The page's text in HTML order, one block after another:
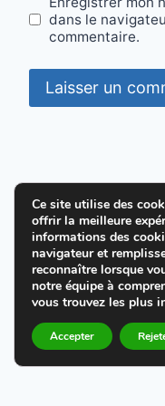
perfectionnisme.
exigeant, perte de
travail bien fait, on
capacités pour
nous avions trouvé
à tous deux : je lui
j’en profitais pour
autre pièce. Il était
soulagée de ne
b) Montrez-vous
dans le
commentaire.
© 2026 Cultiver la
WordPress par
Ce site utilise des
offrir la meilleure
informations des
navigateur et
reconnaître lorsque
notre équipe à
vous trouvez les plus
Accepter